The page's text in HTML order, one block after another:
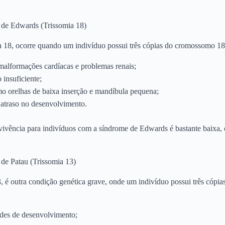
Edwards (Trissomia 18)
ocorre quando um indivíduo possui três cópias do cromossomo
cardíacas e problemas renais;
insuficiente;
orelhas de baixa inserção e mandíbula pequena;
no desenvolvimento.
para indivíduos com a síndrome de Edwards é bastante
Patau (Trissomia 13)
é outra condição genética grave, onde um indivíduo possui três
de desenvolvimento;